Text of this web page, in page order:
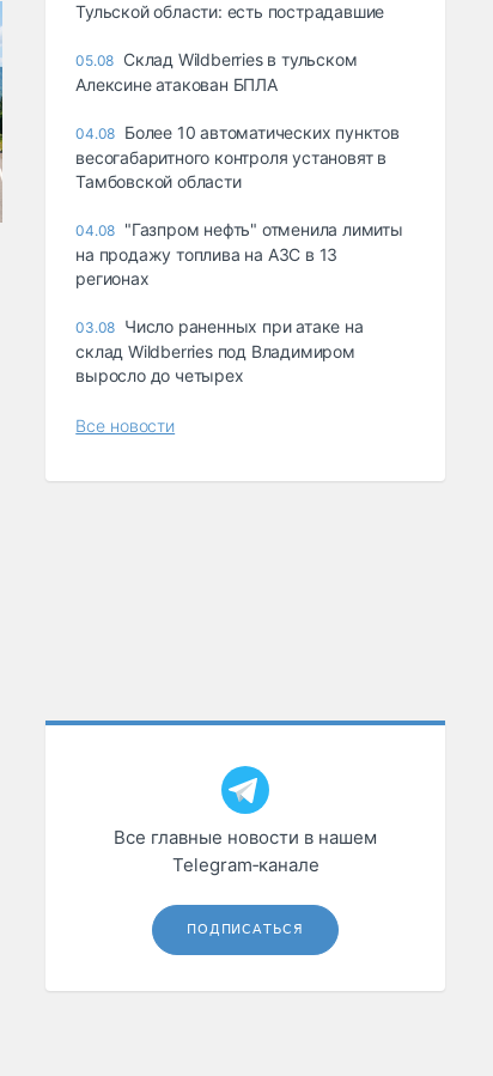
Тульской области: есть пострадавшие
05.08 Склад Wildberries в тульском
Алексине атакован БПЛА
04.08 Более 10 автоматических пунктов
весогабаритного контроля установят в
Тамбовской области
04.08 "Газпром нефть" отменила лимиты
на продажу топлива на АЗС в 13
регионах
03.08 Число раненных при атаке на
склад Wildberries под Владимиром
выросло до четырех
Все новости
Все главные новости в нашем
Telegram‑канале
ПОДПИСАТЬСЯ